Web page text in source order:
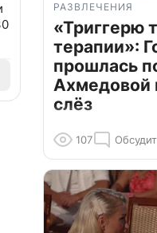
РАЗВЛЕЧЕНИЯ
«Триггерю
терапии»:
прошлась
Ахмедовой
слёз
107